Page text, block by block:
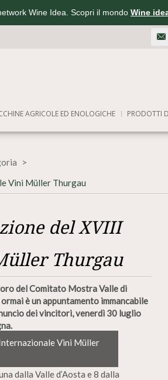
Wine Idea. Scopri il mondo Wine
AGRICOLE ED ENOLOGICHE PRODOTTI
Vini Müller Thurgau
del XVIII
Thurgau
del Comitato Mostra Valle di
è un appuntamento immancabile
dei vincitori, venerdì 30 luglio
Vini Müller
dalla Valle d’Aosta e 8 dalla